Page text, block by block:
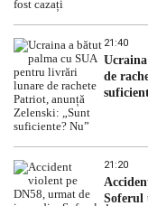
21:40
de
21:20
Șoferul